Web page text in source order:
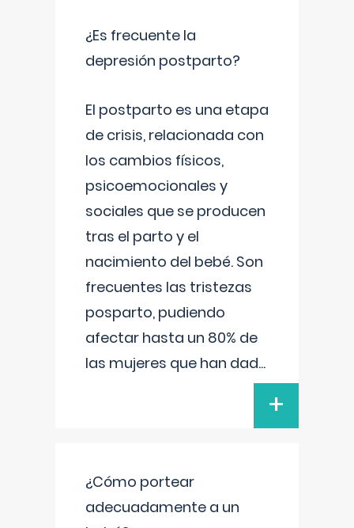
¿Es frecuente la
depresión postparto?
El postparto es una etapa
de crisis, relacionada con
los cambios físicos,
psicoemocionales y
sociales que se producen
tras el parto y el
nacimiento del bebé. Son
frecuentes las tristezas
posparto, pudiendo
afectar hasta un 80% de
las mujeres que han dad...
+
¿Cómo portear
adecuadamente a un